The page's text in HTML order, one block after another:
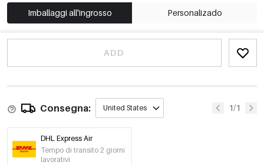
Imballaggi all'ingrosso Personalizado
ADD
Consegna: United States 1/1
DHL Express Air
Tempo di transito 2 giorni
lavorativi